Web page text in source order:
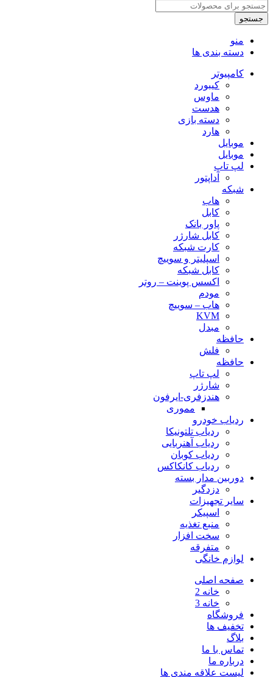
جستجو
منو
دسته بندی ها
کامپیوتر
کیبورد
ماوس
هدست
دسته بازی
هارد
موبایل
موبایل
لپ تاپ
آداپتور
شبکه
هاب
کابل
پاور بانک
کابل شارژر
کارت شبکه
اسپلیتر و سوییچ
کابل شبکه
اکسس پوینت – روتر
مودم
هاب – سوییچ
KVM
مبدل
حافظه
فلش
حافظه
لپ تاپ
شارژر
هندزفری-ایرفون
مموری
ردیاب خودرو
ردیاب تلتونیکا
ردیاب آهنربایی
ردیاب کوبان
ردیاب کانکاکس
دوربین مدار بسته
دزدگیر
سایر تجهیزات
اسپیکر
منبع تغذیه
سخت افزار
متفرقه
لوازم خانگی
صفحه اصلی
خانه 2
خانه 3
فروشگاه
تخفیف ها
بلاگ
تماس با ما
درباره ما
لیست علاقه مندی ها